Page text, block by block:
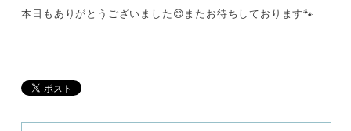
本日もありがとうございました😊またお待ちしております🐾